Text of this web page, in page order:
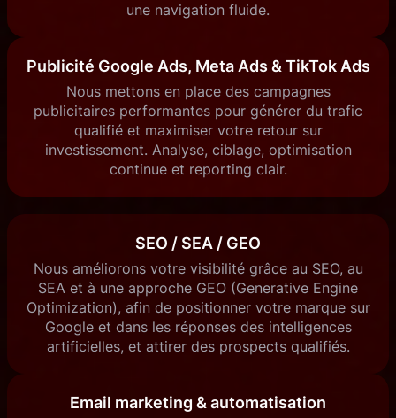
une navigation fluide.
Publicité Google Ads, Meta Ads & TikTok Ads
Nous mettons en place des campagnes
publicitaires performantes pour générer du trafic
qualifié et maximiser votre retour sur
investissement. Analyse, ciblage, optimisation
continue et reporting clair.
SEO / SEA / GEO
Nous améliorons votre visibilité grâce au SEO, au
SEA et à une approche GEO (Generative Engine
Optimization), afin de positionner votre marque sur
Google et dans les réponses des intelligences
artificielles, et attirer des prospects qualifiés.
Email marketing & automatisation